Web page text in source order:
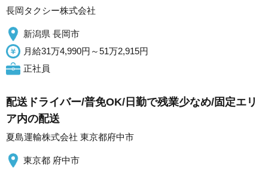
長岡タクシー株式会社
新潟県 長岡市
月給31万4,990円～51万2,915円
正社員
配送ドライバー/普免OK/日勤で残業少なめ/固定エリ
ア内の配送
夏島運輸株式会社 東京都府中市
東京都 府中市